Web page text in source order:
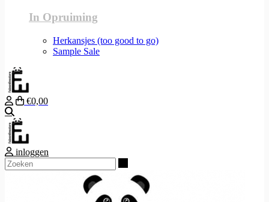
In Opruiming
Herkansjes (too good to go)
Sample Sale
€0,00
inloggen